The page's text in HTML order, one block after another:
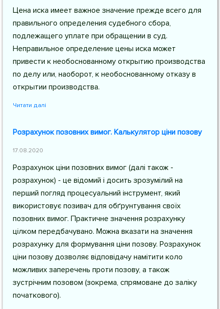
Цена иска имеет важное значение прежде всего для
правильного определения судебного сбора,
подлежащего уплате при обращении в суд.
Неправильное определение цены иска может
привести к необоснованному открытию производства
по делу или, наоборот, к необоснованному отказу в
открытии производства.
Читати далі
Розрахунок позовних вимог. Калькулятор ціни позову
17.08.2020
Розрахунок ціни позовних вимог (далі також -
розрахунок) - це відомий і досить зрозумілий на
перший погляд процесуальний інструмент, який
використовує позивач для обґрунтування своїх
позовних вимог. Практичне значення розрахунку
цілком передбачувано. Можна вказати на значення
розрахунку для формування ціни позову. Розрахунок
ціни позову дозволяє відповідачу намітити коло
можливих заперечень проти позову, а також
зустрічним позовом (зокрема, спрямоване до заліку
початкового).